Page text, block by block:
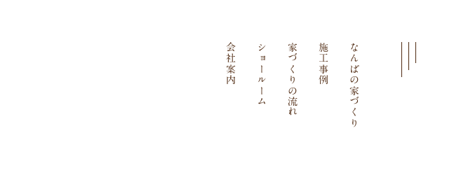
なんばの家づくり
施工事例
家づくりの流れ
ショールーム
会社案内